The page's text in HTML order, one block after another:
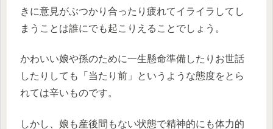
きに意見がぶつかり合ったり疲れてイライラしてし
まうことは誰にでも起こりえることでしょう。
かわいい娘や孫のために一生懸命準備したりお世話
したりしても「当たり前」というような態度をとら
れては辛いものです。
しかし、娘も産後間もない状態で精神的にも体力的